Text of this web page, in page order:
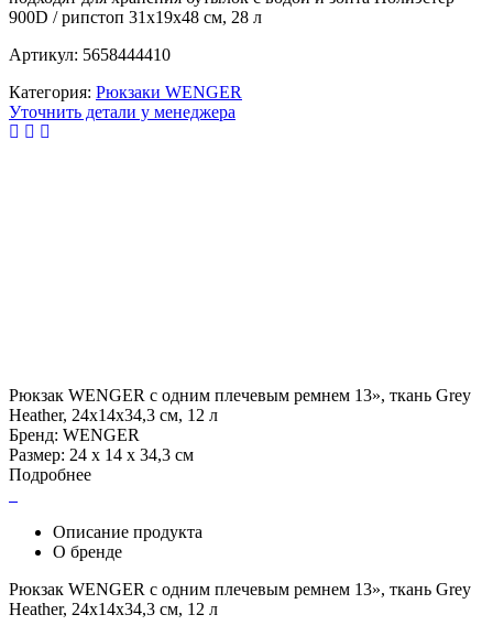
900D / рипстоп 31x19x48 см, 28 л
Артикул: 5658444410
Категория: Рюкзаки WENGER
Уточнить детали у менеджера
Рюкзак WENGER с одним плечевым ремнем 13», ткань Grey
Heather, 24x14x34,3 см, 12 л
Бренд: WENGER
Размер: 24 x 14 x 34,3 см
Подробнее
Описание продукта
О бренде
Рюкзак WENGER с одним плечевым ремнем 13», ткань Grey
Heather, 24x14x34,3 см, 12 л